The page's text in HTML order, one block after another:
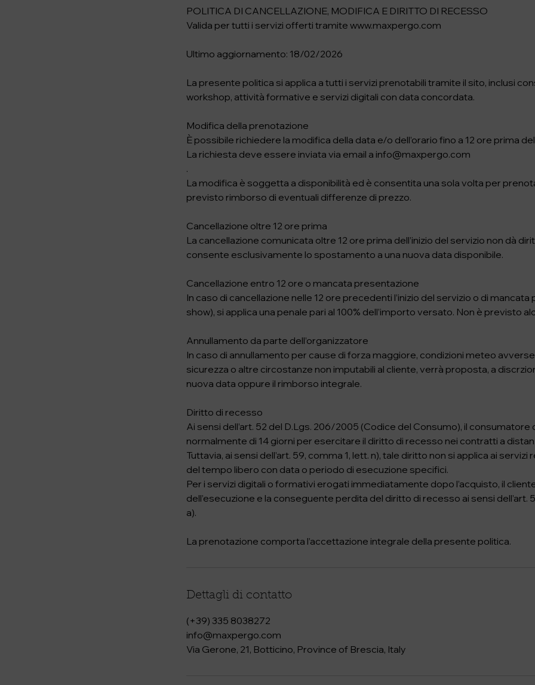
POLITICA DI CANCELLAZIONE, MODIFICA E DIRITTO DI RECESSO
Valida per tutti i servizi offerti tramite www.maxpergo.com
Ultimo aggiornamento: 18/02/2026
La presente politica si applica a tutti i servizi prenotabili tramite il sito, inclusi
workshop, attività formative e servizi digitali con data concordata.
Modifica della prenotazione
È possibile richiedere la modifica della data e/o dell’orario fino a 12 ore prima
La richiesta deve essere inviata via email a info@maxpergo.com
.
La modifica è soggetta a disponibilità ed è consentita una sola volta per
previsto rimborso di eventuali differenze di prezzo.
Cancellazione oltre 12 ore prima
La cancellazione comunicata oltre 12 ore prima dell’inizio del servizio non dà
consente esclusivamente lo spostamento a una nuova data disponibile.
Cancellazione entro 12 ore o mancata presentazione
In caso di cancellazione nelle 12 ore precedenti l’inizio del servizio o di
show), si applica una penale pari al 100% dell’importo versato. Non è previsto
Annullamento da parte dell’organizzatore
In caso di annullamento per cause di forza maggiore, condizioni meteo
sicurezza o altre circostanze non imputabili al cliente, verrà proposta, a
nuova data oppure il rimborso integrale.
Diritto di recesso
Ai sensi dell’art. 52 del D.Lgs. 206/2005 (Codice del Consumo), il consumatore
normalmente di 14 giorni per esercitare il diritto di recesso nei contratti a
Tuttavia, ai sensi dell’art. 59, comma 1, lett. n), tale diritto non si applica ai servizi
del tempo libero con data o periodo di esecuzione specifici.
Per i servizi digitali o formativi erogati immediatamente dopo l’acquisto, il
dell’esecuzione e la conseguente perdita del diritto di recesso ai sensi dell’art.
a).
La prenotazione comporta l’accettazione integrale della presente politica.
Dettagli di contatto
(+39) 335 8038272
info@maxpergo.com
Via Gerone, 21, Botticino, Province of Brescia, Italy